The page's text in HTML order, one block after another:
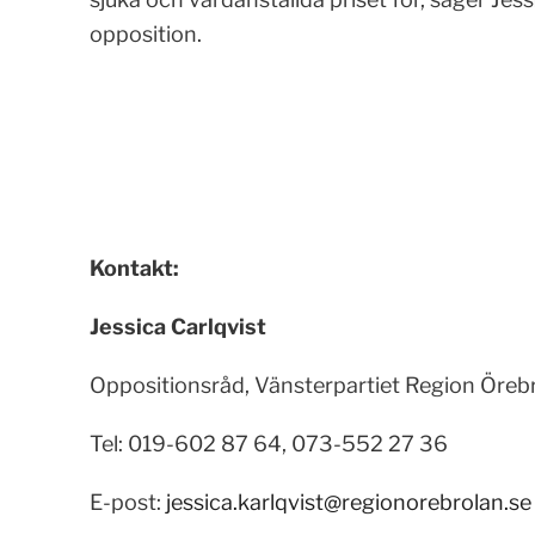
opposition.
Kontakt:
Jessica Carlqvist
Oppositionsråd, Vänsterpartiet Region
Tel: 019-602 87 64, 073-552 27 36
E-post: jessica.karlqvist@regionorebrolan.se